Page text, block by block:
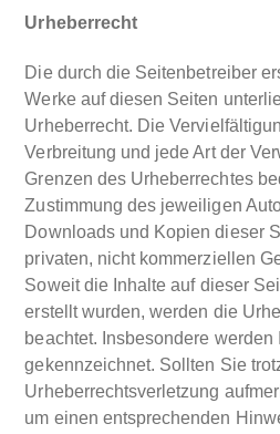
Urheberrecht
Die durch die Seitenbetreiber
Werke auf diesen Seiten
Urheberrecht. Die
Verbreitung und jede Art der
Grenzen des Urheberrechtes
Zustimmung des jeweiligen
Downloads und Kopien dieser
privaten, nicht kommerziellen
Soweit die Inhalte auf dieser
erstellt wurden, werden die
beachtet. Insbesondere
gekennzeichnet. Sollten Sie
Urheberrechtsverletzung
um einen entsprechenden